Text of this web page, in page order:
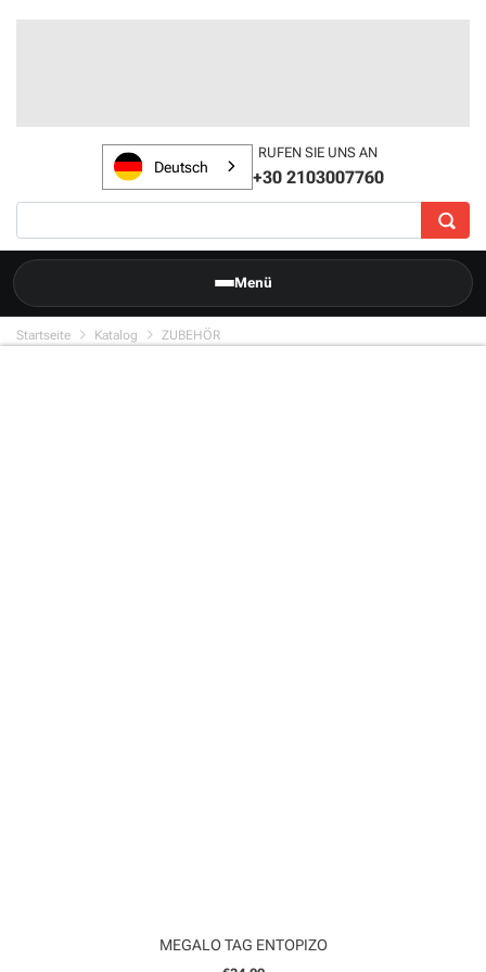
Deutsch
RUFEN SIE UNS AN
+30 2103007760
Menü
Startseite Katalog ZUBEHÖR
MEGALO TAG ENTOPIZO